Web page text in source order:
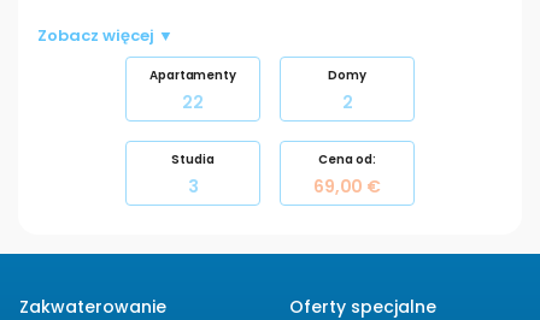
sve čariDalmacije .
Znajdź idealne zakwaterowanie na wakacje w Okrug Donji w naszej
ofercie apartamentów i domów
Zobacz więcej ▼
Apartamenty
22
Domy
2
Studia
3
Cena od:
69,00 €
Zakwaterowanie Oferty specjalne